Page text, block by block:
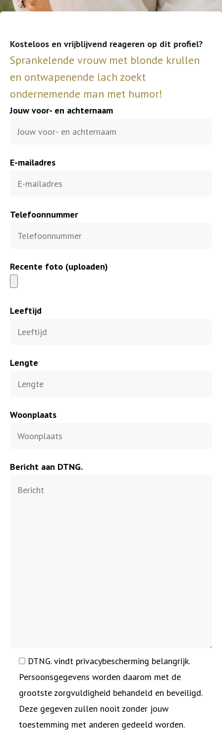
Kosteloos en vrijblijvend reageren op dit profiel?
Sprankelende vrouw met blonde krullen
en ontwapenende lach zoekt
ondernemende man met humor!
Jouw voor- en achternaam
E-mailadres
Telefoonnummer
Recente foto (uploaden)
Leeftijd
Lengte
Woonplaats
Bericht aan DTNG.
DTNG. vindt privacybescherming belangrijk.
Persoonsgegevens worden daarom met de
grootste zorgvuldigheid behandeld en beveiligd.
Deze gegeven zullen nooit zonder jouw
toestemming met anderen gedeeld worden.